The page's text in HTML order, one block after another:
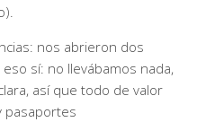
nos abrieron dos
sí: no llevábamos nada,
así que todo de valor
pasaportes